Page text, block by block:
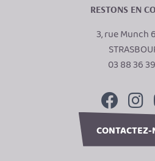
RESTONS EN
3, rue Munch
03 88 36